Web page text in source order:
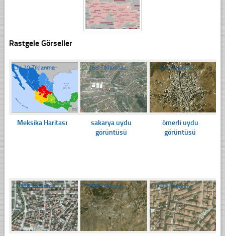
Rastgele Görseller
☐420 Tıklanma
Meksika Haritası
☐268 Tıklanma
sakarya uydu
görüntüsü
☐ 324 Tıklanma
ömerli uydu
görüntüsü
☐358 Tıklanma ☐208 Tıklanma ☐423 Tıklanma